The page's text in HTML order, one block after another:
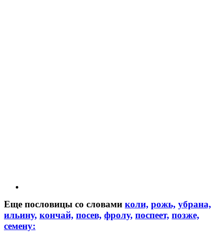
Еще пословицы со словами коли, рожь, убрана,
ильину, кончай, посев, фролу, поспеет, позже,
семену: